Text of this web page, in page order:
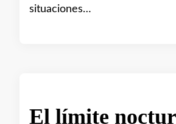
situaciones…
El límite